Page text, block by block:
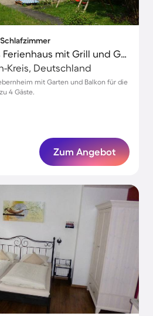
Schlafzimmer
Kinderfreundliches Ferienhaus mit Grill und Garten | Naturblick
Kreis, Deutschland
mit Garten und Balkon für die
4 Gäste.
Zum Angebot